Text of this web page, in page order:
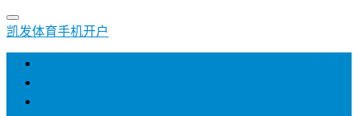
凯发体育手机开户